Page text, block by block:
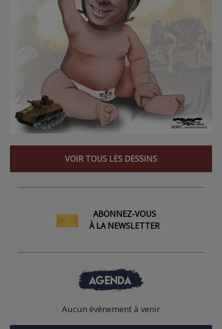
VOIR TOUS LES DESSINS
ABONNEZ-VOUS
À LA NEWSLETTER
AGENDA
Aucun événement à venir